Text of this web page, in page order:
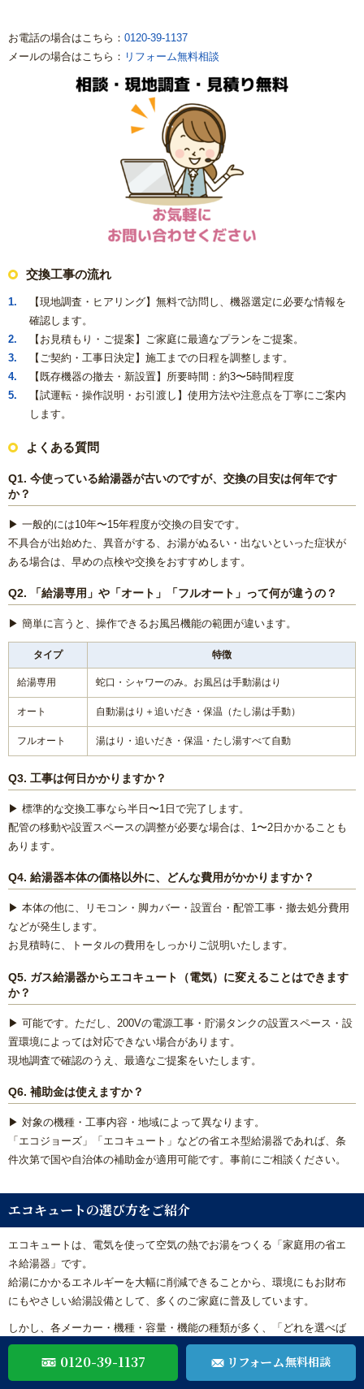
お電話の場合はこちら： 0120-39-1137
メールの場合はこちら： リフォーム無料相談
交換工事の流れ
【現地調査・ヒアリング】無料で訪問し、機器選定に必要な情報を
確認します。
【お見積もり・ご提案】ご家庭に最適なプランをご提案。
【ご契約・工事日決定】施工までの日程を調整します。
【既存機器の撤去・新設置】所要時間：約3〜5時間程度
【試運転・操作説明・お引渡し】使用方法や注意点を丁寧にご案内
します。
よくある質問
Q1. 今使っている給湯器が古いのですが、交換の目安は何年です
か？
▶ 一般的には10年〜15年程度が交換の目安です。
不具合が出始めた、異音がする、お湯がぬるい・出ないといった症状が
ある場合は、早めの点検や交換をおすすめします。
Q2. 「給湯専用」や「オート」「フルオート」って何が違うの？
▶ 簡単に言うと、操作できるお風呂機能の範囲が違います。
タイプ 特徴
給湯専用 蛇口・シャワーのみ。お風呂は手動湯はり
オート 自動湯はり＋追いだき・保温（たし湯は手動）
フルオート 湯はり・追いだき・保温・たし湯すべて自動
Q3. 工事は何日かかりますか？
▶ 標準的な交換工事なら半日〜1日で完了します。
配管の移動や設置スペースの調整が必要な場合は、1〜2日かかることも
あります。
Q4. 給湯器本体の価格以外に、どんな費用がかかりますか？
▶ 本体の他に、リモコン・脚カバー・設置台・配管工事・撤去処分費用
などが発生します。
お見積時に、トータルの費用をしっかりご説明いたします。
Q5. ガス給湯器からエコキュート（電気）に変えることはできます
か？
▶ 可能です。ただし、200Vの電源工事・貯湯タンクの設置スペース・設
置環境によっては対応できない場合があります。
現地調査で確認のうえ、最適なご提案をいたします。
Q6. 補助金は使えますか？
▶ 対象の機種・工事内容・地域によって異なります。
「エコジョーズ」「エコキュート」などの省エネ型給湯器であれば、条
件次第で国や自治体の補助金が適用可能です。事前にご相談ください。
エコキュートの選び方をご紹介
エコキュートは、電気を使って空気の熱でお湯をつくる「家庭用の省エ
ネ給湯器」です。
給湯にかかるエネルギーを大幅に削減できることから、環境にもお財布
にもやさしい給湯設備として、多くのご家庭に普及しています。
しかし、各メーカー・機種・容量・機能の種類が多く、「どれを選べば
いいのか分からない…」というお声も少なくありません。
ここでは、リフォームや新築を問わず、後悔しないエコキュート選びの
ための6つのポイントを詳しくご紹介します。
0120-39-1137 リフォーム無料相談